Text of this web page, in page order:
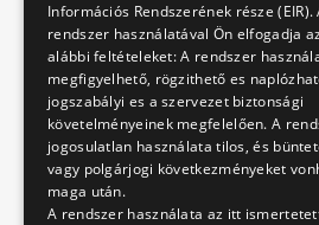
Közmű,
Főfékhenger,
Ventilátor
Információs Rendszerének része (EIR).
rendszer használatával Ön elfogadja
alábbi feltételeket: A rendszer
megfigyelhető, rögzithető es
jogszabályi es a szervezet biztonsági
követelményeinek megfelelően. A
jogosulatlan használata tilos, és
vagy polgárjogi következményeket
maga után.
A rendszer használata az itt